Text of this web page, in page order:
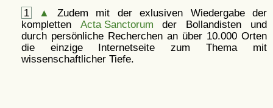
1 ▲
Zudem mit der exlusiven Wiedergabe der
kompletten Acta Sanctorum der Bollandisten und
durch persönliche Recherchen an über 10.000 Orten
die einzige Internetseite zum Thema mit
wissenschaftlicher Tiefe.